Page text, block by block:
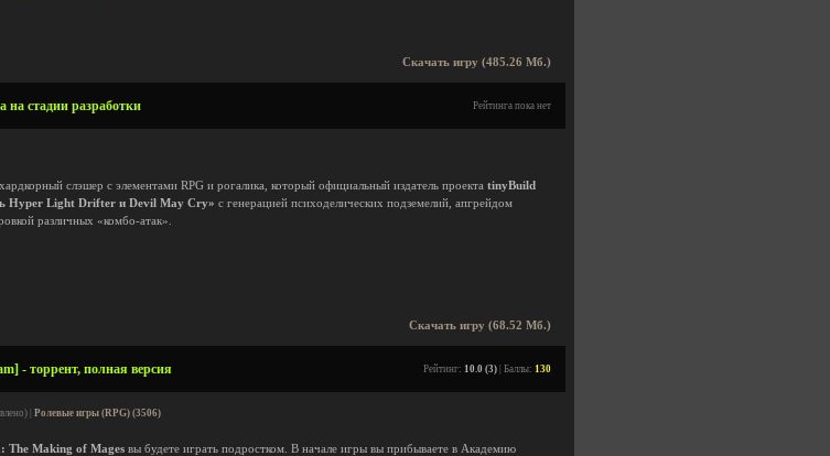
Скачать игру (485.26 Мб.)
на стадии разработки Рейтинга пока нет
слэшер с элементами RPG и рогалика, который официальный издатель проекта tinyBuild
Hyper Light Drifter и Devil May Cry» с генерацией психоделических подземелий, апгрейдом
различных «комбо-атак».
Скачать игру (68.52 Мб.)
- торрент, полная версия Рейтинг: 10.0 (3) | Баллы: 130
| Ролевые игры (RPG) (3506)
The Making of Mages вы будете играть подростком. В начале игры вы прибываете в Академию